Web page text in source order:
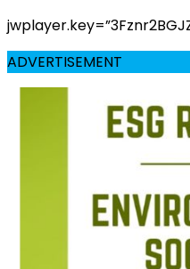
ADVERTISEMENT